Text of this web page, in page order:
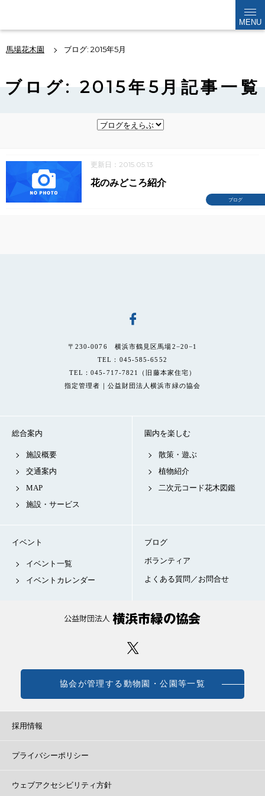
MENU
馬場花木園 ブログ: 2015年5月
ブログ: 2015年5月記事一覧
更新日：2015.05.13
ブログ
花のみどころ紹介
〒230-0076 横浜市鶴見区馬場2−20−1
TEL：045-585-6552
TEL：045-717-7821（旧藤本家住宅）
指定管理者｜公益財団法人横浜市緑の協会
総合案内
施設概要
交通案内
MAP
施設・サービス
園内を楽しむ
散策・遊ぶ
植物紹介
二次元コード花木図鑑
イベント
イベント一覧
イベントカレンダー
ブログ
ボランティア
よくある質問／お問合せ
協会が管理する動物園・公園等一覧
採用情報
プライバシーポリシー
ウェブアクセシビリティ方針